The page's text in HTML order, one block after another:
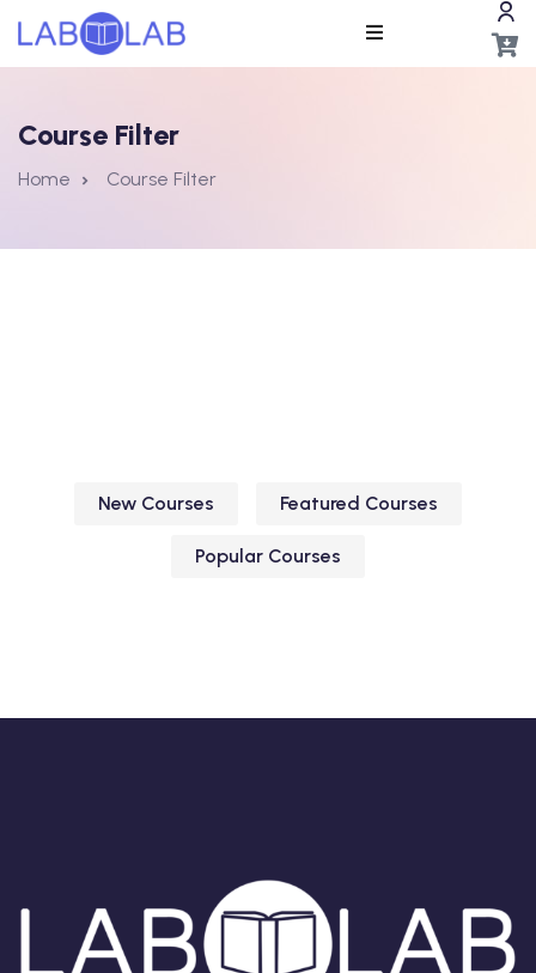
Course Filter
Home Course Filter
New Courses Featured Courses
Popular Courses